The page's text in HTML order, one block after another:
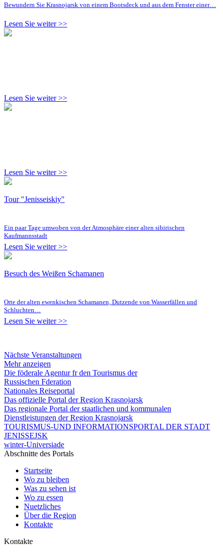
Bewundern Sie Krasnojarsk von einem Bootsdeck und aus dem Fenster einer…
Lesen Sie weiter >>
Lesen Sie weiter >>
Lesen Sie weiter >>
Tour "Jenisseiskiy"
Ein paar Tage umwoben von der Atmosphäre einer alten sibirischen
Kaufmannsstadt
Lesen Sie weiter >>
Besuch des Weißen Schamanen
Orte der alten ewenkischen Schamanen, Dutzende von Wasserfällen und
Schluchten…
Lesen Sie weiter >>
Nächste Veranstaltungen
Mehr anzeigen
Die föderale Agentur fr den Tourismus der
Russischen Fderation
Nationales Reiseportal
Das offizielle Portal der Region Krasnojarsk
Das regionale Portal der staatlichen und kommunalen
Dienstleistungen der Region Krasnojarsk
TOURISMUS-UND INFORMATIONSPORTAL DER STADT
JENISSEJSK
winter-Universiade
Abschnitte des Portals
Startseite
Wo zu bleiben
Was zu sehen ist
Wo zu essen
Nuetzliches
Über die Region
Kontakte
Kontakte